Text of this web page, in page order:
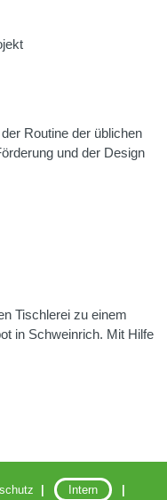
Routine der üblichen
und der Design
Tischlerei zu einem
in Schweinrich. Mit Hilfe
Intern